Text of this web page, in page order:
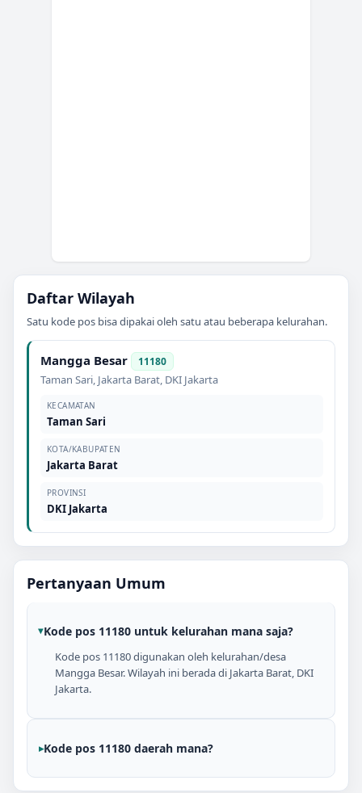
Daftar Wilayah
Satu kode pos bisa dipakai oleh satu atau beberapa kelurahan.
Mangga Besar 11180
Taman Sari, Jakarta Barat, DKI Jakarta
KECAMATAN
Taman Sari
KOTA/KABUPATEN
Jakarta Barat
PROVINSI
DKI Jakarta
Pertanyaan Umum
Kode pos 11180 untuk kelurahan mana saja?
Kode pos 11180 digunakan oleh kelurahan/desa
Mangga Besar. Wilayah ini berada di Jakarta Barat, DKI
Jakarta.
Kode pos 11180 daerah mana?